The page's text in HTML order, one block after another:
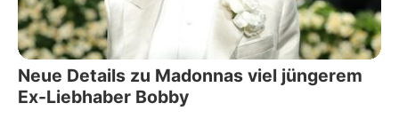
Neue Details zu Madonnas viel jüngerem
Ex-Liebhaber Bobby